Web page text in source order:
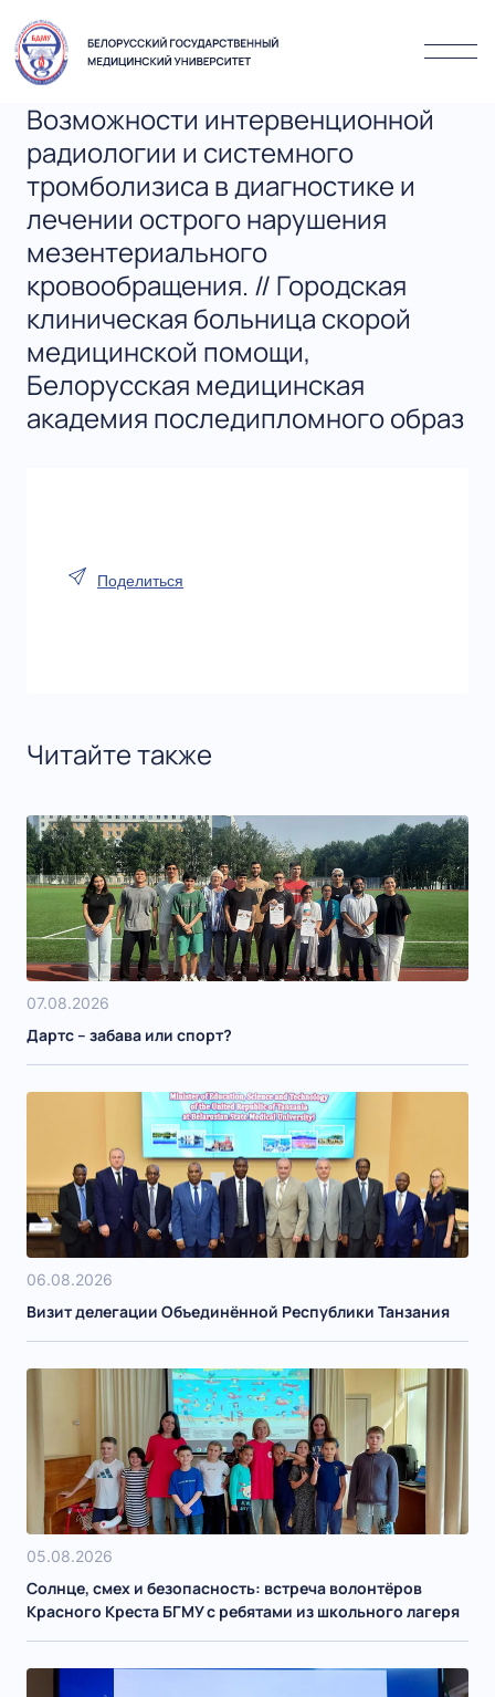
Возможности интервенционной
радиологии и системного
тромболизиса в диагностике и
лечении острого нарушения
мезентериального
кровообращения. // Городская
клиническая больница скорой
медицинской помощи,
Белорусская медицинская
академия последипломного образ
Поделиться
Читайте также
07.08.2026
Дартс – забава или спорт?
06.08.2026
Визит делегации Объединённой Республики Танзания
05.08.2026
Солнце, смех и безопасность: встреча волонтёров
Красного Креста БГМУ с ребятами из школьного лагеря